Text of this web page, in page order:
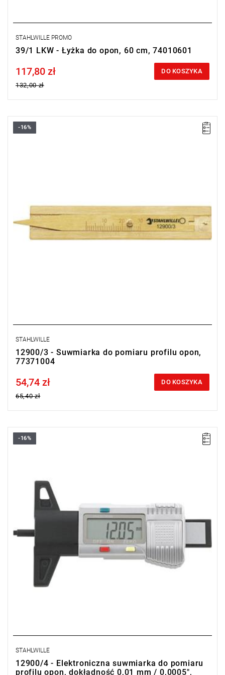
STAHLWILLE PROMO
39/1 LKW - Łyżka do opon, 60 cm, 74010601
Price tax included
117,80 zł
132,00 zł
DO KOSZYKA
-16%
STAHLWILLE
12900/3 - Suwmiarka do pomiaru profilu opon,
77371004
Price tax included
54,74 zł
65,40 zł
DO KOSZYKA
-16%
STAHLWILLE
12900/4 - Elektroniczna suwmiarka do pomiaru
profilu opon, dokładność 0,01 mm / 0,0005",